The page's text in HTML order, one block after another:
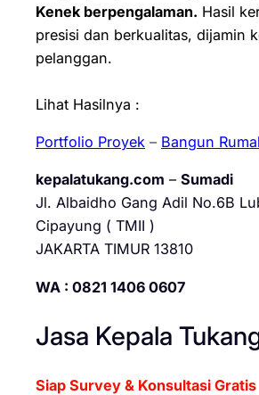
Kenek berpengalaman. Hasil
presisi dan berkualitas, dijamin
pelanggan.
Lihat Hasilnya :
Portfolio Proyek – Bangun
kepalatukang.com – Sumadi
Jl. Albaidho Gang Adil No.6B
Cipayung ( TMII )
JAKARTA TIMUR 13810
WA : 0821 1406 0607
Jasa Kepala
Siap Survey & Konsultasi Gratis